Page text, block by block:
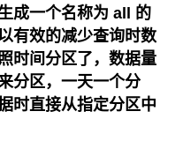
成一个名称为 all 的
有效的减少查询时数
时间分区了，数据量
分区，一天一个分
时直接从指定分区中